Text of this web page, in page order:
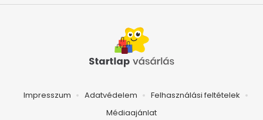
Impresszum Adatvédelem
Felhasználási feltételek
Médiaajánlat